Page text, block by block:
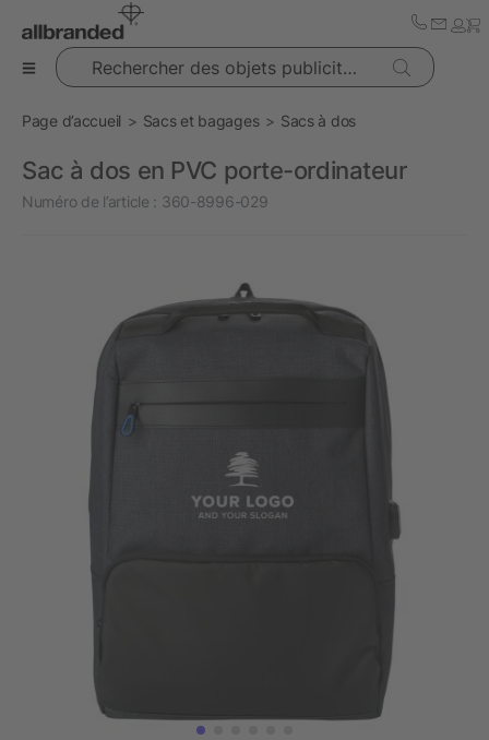
Rechercher des objets publicitaires
Page d’accueil Sacs et bagages Sacs à dos
Sac à dos en PVC porte-ordinateur
Numéro de l’article : 360-8996-029